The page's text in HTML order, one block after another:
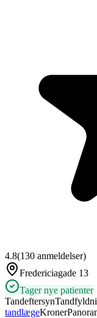
4.8(130 anmeldelser)
Fredericiagade 13
Tager nye patienter
Tandeftersyn
tandlægeKroner